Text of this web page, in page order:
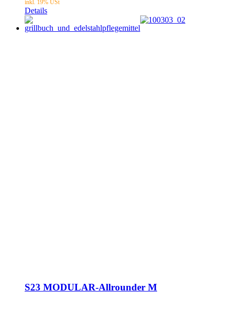
Details
S23 MODULAR-Allrounder M